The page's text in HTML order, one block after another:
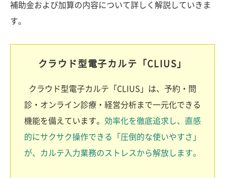
補助金および加算の内容について詳しく解説していきま
す。
クラウド型電子カルテ「CLIUS」
クラウド型電子カルテ「CLIUS」は、予約・問
診・オンライン診療・経営分析まで一元化できる
機能を備えています。 効率化を徹底追求し、直感
的にサクサク操作できる「圧倒的な使いやすさ」
が、カルテ入力業務のストレスから解放します。